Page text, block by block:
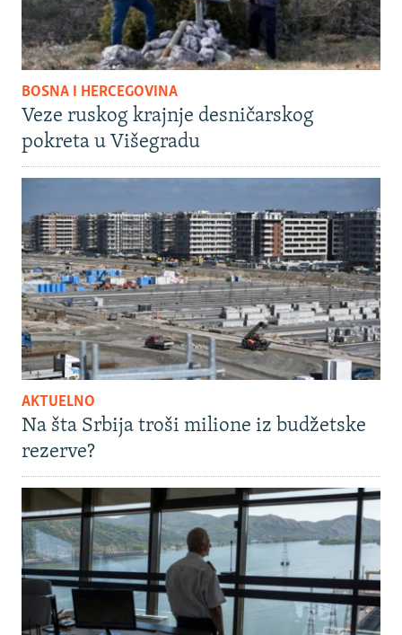
BOSNA I HERCEGOVINA
Veze ruskog krajnje desničarskog
pokreta u Višegradu
AKTUELNO
Na šta Srbija troši milione iz budžetske
rezerve?